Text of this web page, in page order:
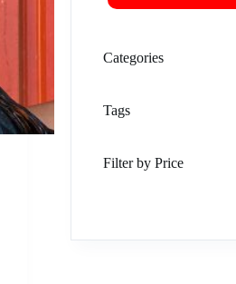
Categories
Tags
Filter by Price